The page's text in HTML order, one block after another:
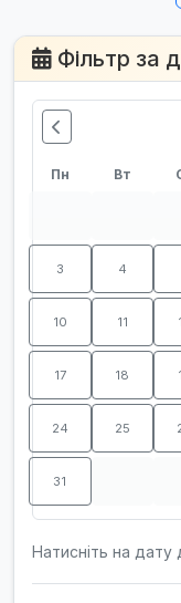
Фільтр за
Пн Вт
3 4
10 11
17 18
24 25
31
Натисніть на дату